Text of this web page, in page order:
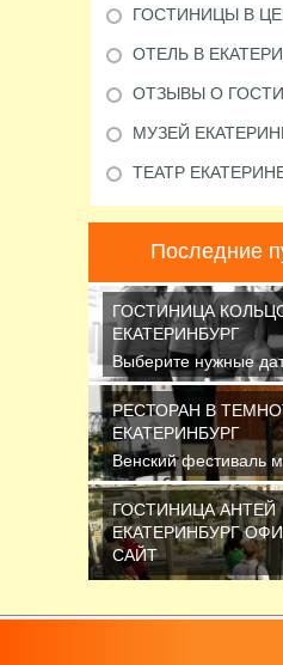
ГОСТИНИЦЫ В
ОТЕЛЬ В
ОТЗЫВЫ О
МУЗЕЙ
ТЕАТР
Последние
ГОСТИНИЦА
ЕКАТЕРИНБУРГ
Выберите нужные
узнать цену: —
Мест Гостей...
РЕСТОРАН В
ЕКАТЕРИНБУРГ
Венский фестиваль
фильмов завершился
начинался...
ГОСТИНИЦА АНТЕЙ
ЕКАТЕРИНБУРГ
САЙТ
Новосибирск